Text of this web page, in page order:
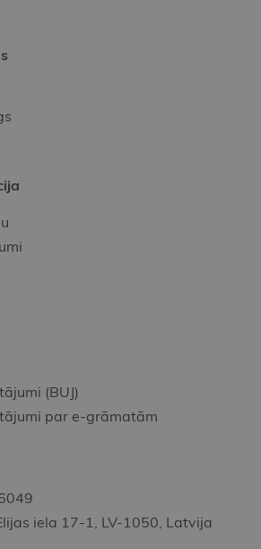
(BUJ)
par e-grāmatām
iela 17-1, LV-1050, Latvija